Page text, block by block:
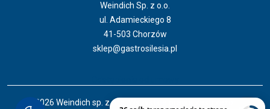
Weindich Sp. z o.o.
ul. Adamieckiego 8
41-503 Chorzów
sklep@gastrosilesia.pl
© 2026 Weindich sp. z o. o. Wszystkie prawa zastrzeżone.